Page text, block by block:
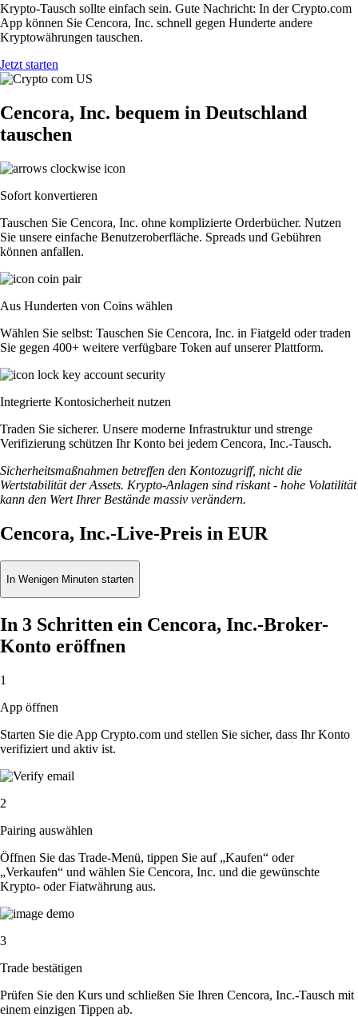
Krypto-Tausch sollte einfach sein. Gute Nachricht: In der Crypto.com
App können Sie Cencora, Inc. schnell gegen Hunderte andere
Kryptowährungen tauschen.
Jetzt starten
Cencora, Inc. bequem in Deutschland
tauschen
Sofort konvertieren
Tauschen Sie Cencora, Inc. ohne komplizierte Orderbücher. Nutzen
Sie unsere einfache Benutzeroberfläche. Spreads und Gebühren
können anfallen.
Aus Hunderten von Coins wählen
Wählen Sie selbst: Tauschen Sie Cencora, Inc. in Fiatgeld oder traden
Sie gegen 400+ weitere verfügbare Token auf unserer Plattform.
Integrierte Kontosicherheit nutzen
Traden Sie sicherer. Unsere moderne Infrastruktur und strenge
Verifizierung schützen Ihr Konto bei jedem Cencora, Inc.-Tausch.
Sicherheitsmaßnahmen betreffen den Kontozugriff, nicht die
Wertstabilität der Assets. Krypto-Anlagen sind riskant - hohe Volatilität
kann den Wert Ihrer Bestände massiv verändern.
Cencora, Inc.-Live-Preis in EUR
In Wenigen Minuten starten
In 3 Schritten ein Cencora, Inc.-Broker-
Konto eröffnen
1
App öffnen
Starten Sie die App Crypto.com und stellen Sie sicher, dass Ihr Konto
verifiziert und aktiv ist.
2
Pairing auswählen
Öffnen Sie das Trade-Menü, tippen Sie auf „Kaufen“ oder
„Verkaufen“ und wählen Sie Cencora, Inc. und die gewünschte
Krypto- oder Fiatwährung aus.
3
Trade bestätigen
Prüfen Sie den Kurs und schließen Sie Ihren Cencora, Inc.-Tausch mit
einem einzigen Tippen ab.